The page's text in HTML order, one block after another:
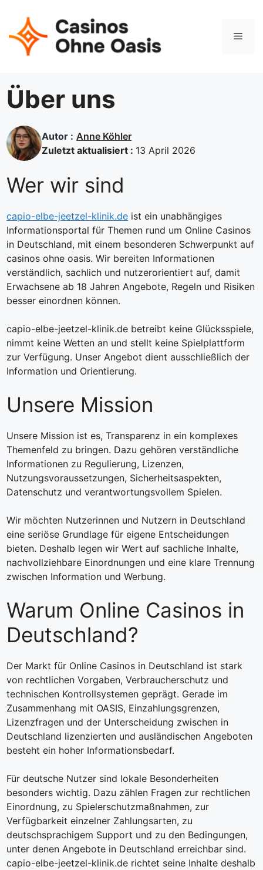
content
Über uns
Autor : Anne Köhler
Zuletzt aktualisiert : 13 April 2026
Wer wir sind
capio-elbe-jeetzel-klinik.de ist ein unabhängiges
Informationsportal für Themen rund um Online Casinos
in Deutschland, mit einem besonderen Schwerpunkt auf
casinos ohne oasis. Wir bereiten Informationen
verständlich, sachlich und nutzerorientiert auf, damit
Erwachsene ab 18 Jahren Angebote, Regeln und Risiken
besser einordnen können.
capio-elbe-jeetzel-klinik.de betreibt keine Glücksspiele,
nimmt keine Wetten an und stellt keine Spielplattform
zur Verfügung. Unser Angebot dient ausschließlich der
Information und Orientierung.
Unsere Mission
Unsere Mission ist es, Transparenz in ein komplexes
Themenfeld zu bringen. Dazu gehören verständliche
Informationen zu Regulierung, Lizenzen,
Nutzungsvoraussetzungen, Sicherheitsaspekten,
Datenschutz und verantwortungsvollem Spielen.
Wir möchten Nutzerinnen und Nutzern in Deutschland
eine seriöse Grundlage für eigene Entscheidungen
bieten. Deshalb legen wir Wert auf sachliche Inhalte,
nachvollziehbare Einordnungen und eine klare Trennung
zwischen Information und Werbung.
Warum Online Casinos in
Deutschland?
Der Markt für Online Casinos in Deutschland ist stark
von rechtlichen Vorgaben, Verbraucherschutz und
technischen Kontrollsystemen geprägt. Gerade im
Zusammenhang mit OASIS, Einzahlungsgrenzen,
Lizenzfragen und der Unterscheidung zwischen in
Deutschland lizenzierten und ausländischen Angeboten
besteht ein hoher Informationsbedarf.
Für deutsche Nutzer sind lokale Besonderheiten
besonders wichtig. Dazu zählen Fragen zur rechtlichen
Einordnung, zu Spielerschutzmaßnahmen, zur
Verfügbarkeit einzelner Zahlungsarten, zu
deutschsprachigem Support und zu den Bedingungen,
unter denen Angebote in Deutschland erreichbar sind.
capio-elbe-jeetzel-klinik.de richtet seine Inhalte deshalb